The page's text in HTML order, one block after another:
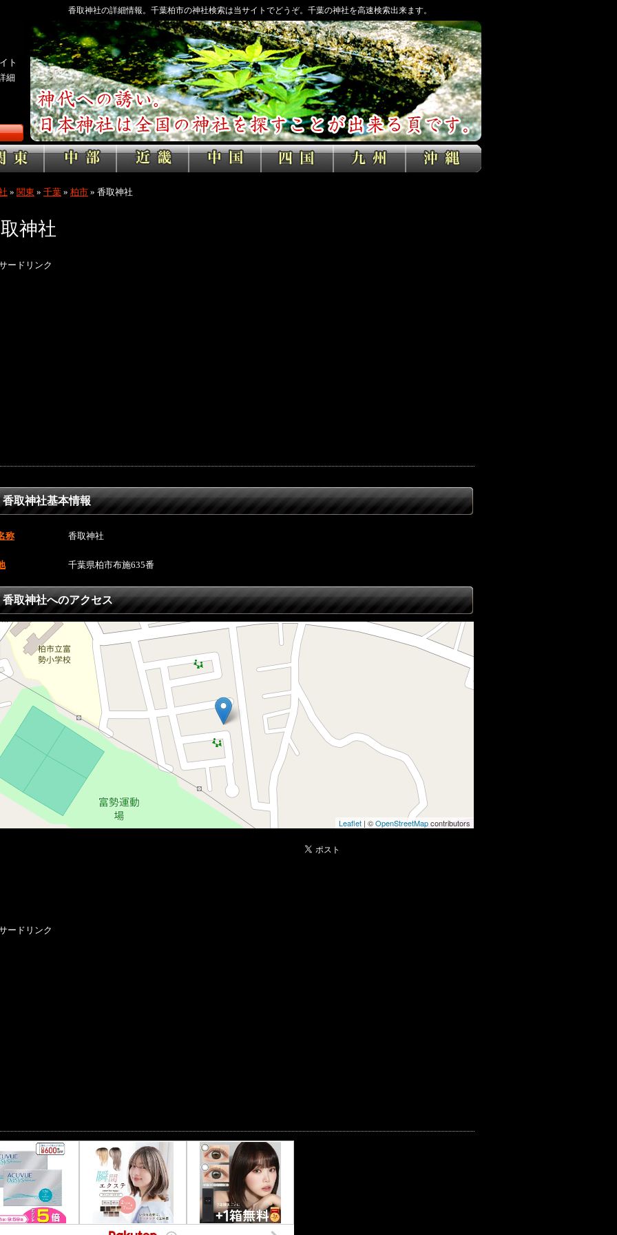
香取神社の詳細情報。千葉柏市の神社検索は当サイトでどうぞ。千葉の神社を高速検索出来ます。
ト
細
» 関東 » 千葉 » 柏市 » 香取神社
神社
ードリンク
香取神社基本情報
称 香取神社
千葉県柏市布施635番
香取神社へのアクセス
Leaflet | ©OpenStreetMapcontributors
ードリンク